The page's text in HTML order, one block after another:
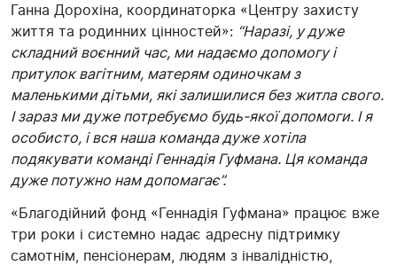
Ганна Дорохіна, координаторка «Центру захисту
життя та родинних цінностей»: “Наразі, у дуже
складний воєнний час, ми надаємо допомогу і
притулок вагітним, матерям одиночкам з
маленькими дітьми, які залишилися без житла свого.
І зараз ми дуже потребуємо будь-якої допомоги. І я
особисто, і вся наша команда дуже хотіла
подякувати команді Геннадія Гуфмана. Ця команда
дуже потужно нам допомагає”.
«Благодійний фонд «Геннадія Гуфмана» працює вже
три роки і системно надає адресну підтримку
самотнім, пенсіонерам, людям з інвалідністю,